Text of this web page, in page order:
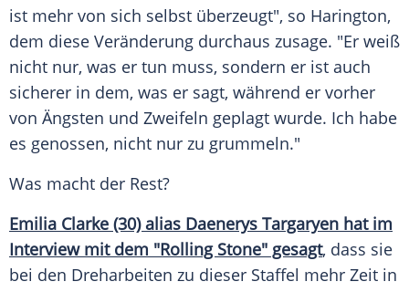
ist mehr von sich selbst überzeugt", so Harington,
dem diese Veränderung durchaus zusage. "Er weiß
nicht nur, was er tun muss, sondern er ist auch
sicherer in dem, was er sagt, während er vorher
von Ängsten und Zweifeln geplagt wurde. Ich habe
es genossen, nicht nur zu grummeln."
Was macht der Rest?
Emilia Clarke (30) alias Daenerys Targaryen hat im
Interview mit dem "Rolling Stone" gesagt, dass sie
bei den Dreharbeiten zu dieser Staffel mehr Zeit in